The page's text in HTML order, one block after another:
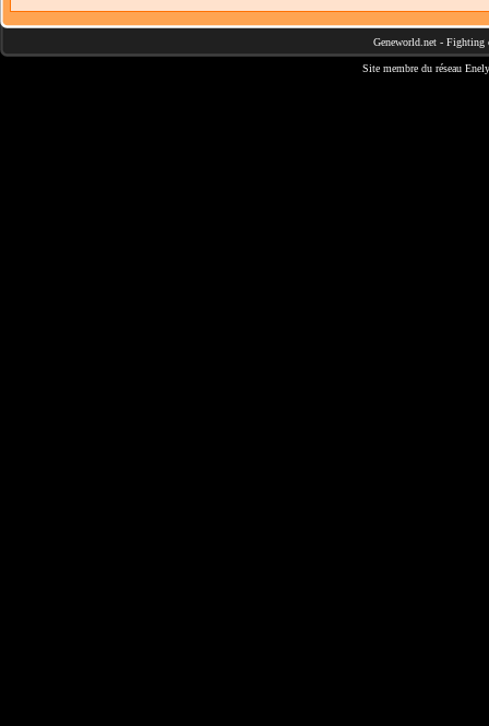
Geneworld.net - Fighting
Site membre du réseau